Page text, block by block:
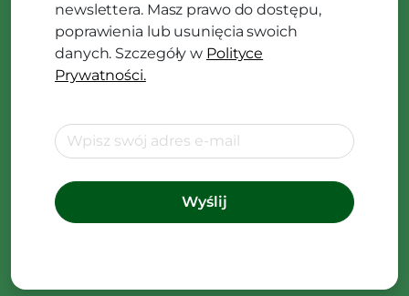
newslettera. Masz prawo do dostępu,
poprawienia lub usunięcia swoich
danych. Szczegóły w Polityce
Prywatności.